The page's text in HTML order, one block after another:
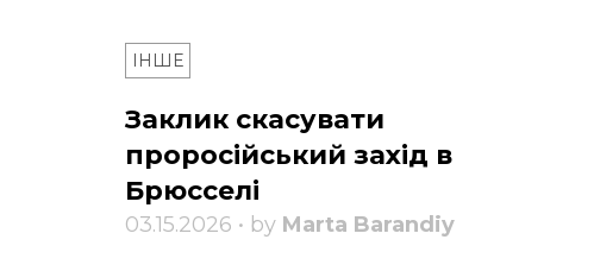
ІНШЕ
Заклик скасувати
проросійський захід в
Брюсселі
03.15.2026 • by Marta Barandiy